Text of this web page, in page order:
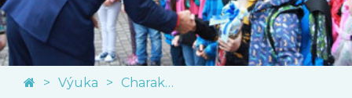
Výuka Charakteristika